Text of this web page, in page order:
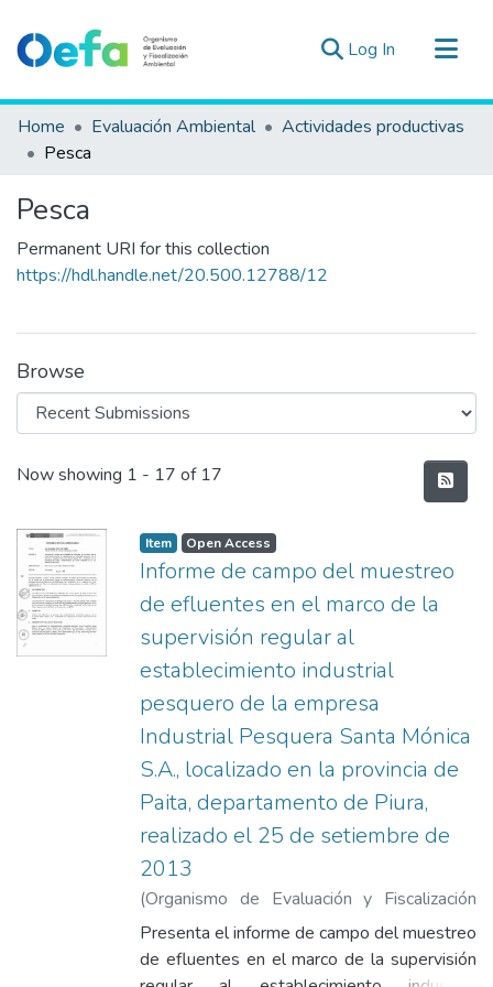
Log In (current)
Communities & Collections
All of DSpace
Estad. Externas
Guias ▾
Home Evaluación Ambiental
Actividades productivas
Pesca
Pesca
Permanent URI for this collection
https://hdl.handle.net/20.500.12788/12
Browse
Recent Submissions
Now showing 1 - 17 of 17
Item Open Access
Informe de campo del muestreo
de efluentes en el marco de la
supervisión regular al
establecimiento industrial
pesquero de la empresa
Industrial Pesquera Santa Mónica
S.A., localizado en la provincia de
Paita, departamento de Piura,
realizado el 25 de setiembre de
2013
(Organismo de Evaluación y Fiscalización
Ambiental,2013-12-13)Pinto Alcarraz,
Giovanna Miriam; León Antúnez, Milena
Jenny
Presenta el informe de campo del muestreo
de efluentes en el marco de la supervisión